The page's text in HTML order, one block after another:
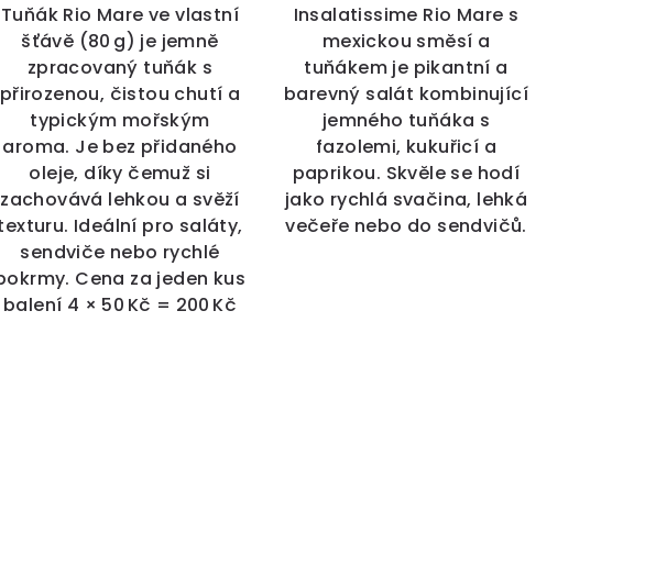
Tuňák Rio Mare ve vlastní
šťávě (80 g) je jemně
zpracovaný tuňák s
přirozenou, čistou chutí a
typickým mořským
aroma. Je bez přidaného
oleje, díky čemuž si
zachovává lehkou a svěží
Ideální pro saláty,
sendviče nebo rychlé
Cena za jeden kus
balení 4 × 50 Kč = 200 Kč
Insalatissime Rio Mare s
mexickou směsí a
tuňákem je pikantní a
barevný salát kombinující
jemného tuňáka s
fazolemi, kukuřicí a
paprikou. Skvěle se hodí
jako rychlá svačina, lehká
večeře nebo do sendvičů.